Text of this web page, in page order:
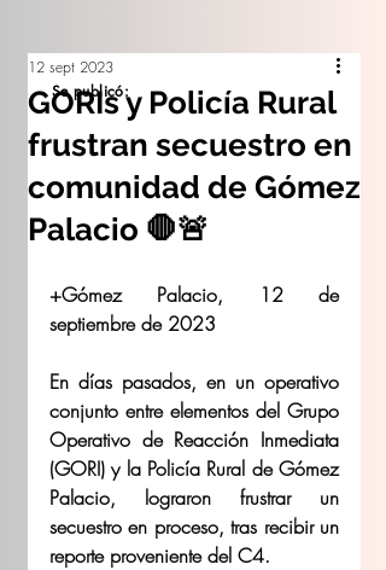
GORIs y Policía Rural
frustran secuestro en
comunidad de Gómez
Palacio 🛑🚨
12 sept 2023
+Gómez Palacio, 12 de
septiembre de 2023
En días pasados, en un operativo
conjunto entre elementos del Grupo
Operativo de Reacción Inmediata
(GORI) y la Policía Rural de Gómez
Palacio, lograron frustrar un
secuestro en proceso, tras recibir un
reporte proveniente del C4.
Se publicó: